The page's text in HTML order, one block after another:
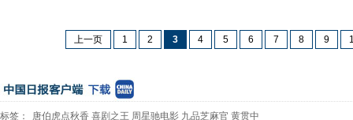
上一页 1 2 3 4 5 6 7 8 9
标签： 唐伯虎点秋香 喜剧之王 周星驰电影 九品芝麻官 黄贯中